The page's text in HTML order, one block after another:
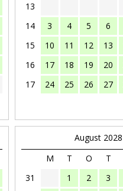
13
14
3 4 5 6
15
10 11 12 13
16
17 18 19 20
17
24 25 26 27
August 2028
M
T O T
31
1 2 3